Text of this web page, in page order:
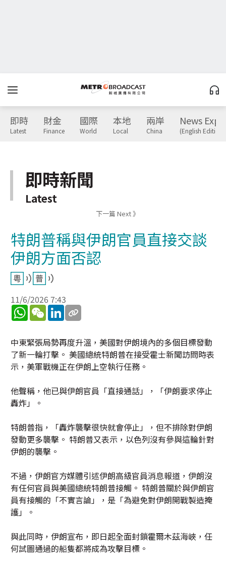
即時
Latest
財金
Finance
國際
World
本地
Local
兩岸
China
News
(English Edition)
即時新聞
Latest
下一篇 Next 》
特朗普稱與伊朗官員直接交談
伊朗方面否認
11/6/2026 7:43
WhatsApp
WeChatLinkedIn
中東緊張局勢再度升溫，美國對伊朗境內的多個目標發動
了新一輪打擊。 美國總統特朗普在接受霍士新聞訪問時表
示，美軍戰機正在伊朗上空執行任務。
他聲稱，他已與伊朗官員「直接通話」，「伊朗要求停止
轟炸」。
特朗普指，「轟炸襲擊很快就會停止」，但不排除對伊朗
發動更多襲擊。 特朗普又表示，以色列沒有參與這輪針對
伊朗的襲擊。
不過，伊朗官方媒體引述伊朗高級官員消息報道，伊朗沒
有任何官員與美國總統特朗普接觸。 特朗普關於與伊朗官
員有接觸的「不實言論」，是「為避免對伊朗開戰製造掩
護」。
與此同時，伊朗宣布，即日起全面封鎖霍爾木茲海峽，任
何試圖通過的船隻都將成為攻擊目標。